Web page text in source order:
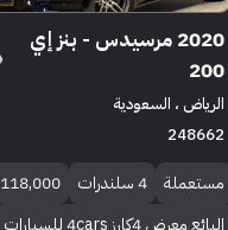
2020 مرسيدس - بنز إي
200
الرياض ، السعودية
248662
مستعملة 4 سلندرات
118,000 كم
البائع معرض 4كارز 4cars للسيارات